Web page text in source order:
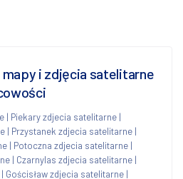
i zdjęcia satelitarne
| Piekary zdjecia satelitarne |
| Przystanek zdjecia satelitarne |
| Potoczna zdjecia satelitarne |
| Czarnylas zdjecia satelitarne |
| Gościsław zdjecia satelitarne |